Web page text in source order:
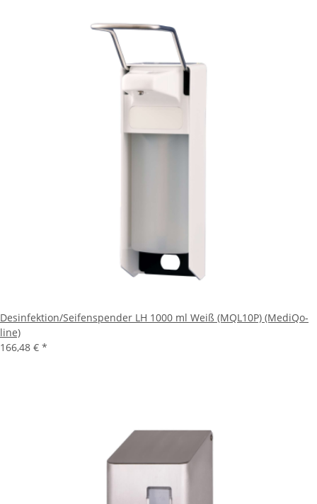
Desinfektion/Seifenspender LH 1000 ml Weiß (MQL10P) (MediQo-
line)
166,48 € *